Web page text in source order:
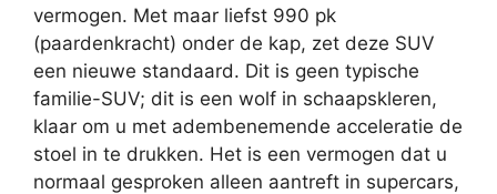
vermogen. Met maar liefst 990 pk
(paardenkracht) onder de kap, zet deze SUV
een nieuwe standaard. Dit is geen typische
familie-SUV; dit is een wolf in schaapskleren,
klaar om u met adembenemende acceleratie de
stoel in te drukken. Het is een vermogen dat u
normaal gesproken alleen aantreft in supercars,